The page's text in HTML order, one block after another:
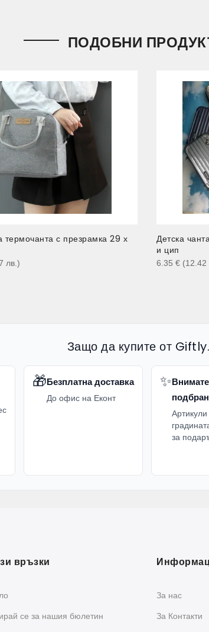
ПОДОБНИ
термочанта с презрамка 29 х
лв. )
Детска
и цип
6.35 € (12.42
Защо да купите от
🎁Безплатна доставка
До офис на Еконт
✨
Артикули
за
връзки
се за нашия бюлетин
За нас
За Контакти